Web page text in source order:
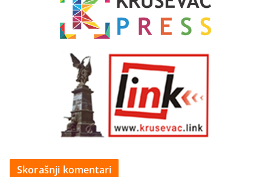
Skorašnji komentari